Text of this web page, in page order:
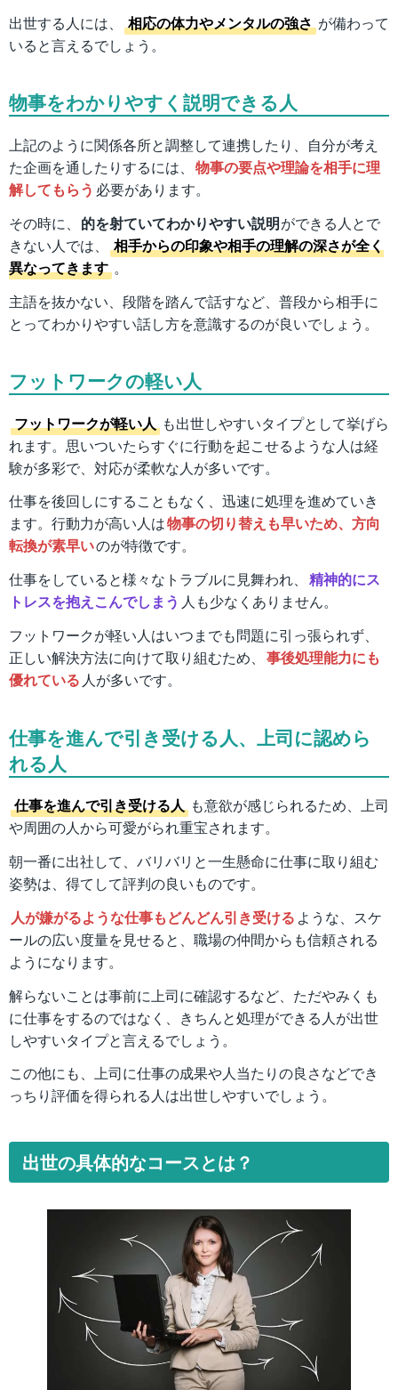
出世する人には、
相応の体力やメンタルの強さ が備わって
いると言えるでしょう。
物事をわかりやすく説明できる人
上記のように関係各所と調整して連携したり、自分が考え
た企画を通したりするには、 物事の要点や理論を相手に理
解してもらう 必要があります。
その時に、 的を射ていてわかりやすい説明ができる人とで
きない人では、
相手からの印象や相手の理解の深さが全く
異なってきます 。
主語を抜かない、段階を踏んで話すなど、普段から相手に
とってわかりやすい話し方を意識するのが良いでしょう。
フットワークの軽い人
フットワークが軽い人 も出世しやすいタイプとして挙げら
れます。思いついたらすぐに行動を起こせるような人は経
験が多彩で、対応が柔軟な人が多いです。
仕事を後回しにすることもなく、迅速に処理を進めていき
ます。行動力が高い人は物事の切り替えも早いため、方向
転換が素早いのが特徴です。
仕事をしていると様々なトラブルに見舞われ、 精神的にス
トレスを抱えこんでしまう 人も少なくありません。
フットワークが軽い人はいつまでも問題に引っ張られず、
正しい解決方法に向けて取り組むため、 事後処理能力にも
優れている 人が多いです。
仕事を進んで引き受ける人、上司に認めら
れる人
仕事を進んで引き受ける人 も意欲が感じられるため、上司
や周囲の人から可愛がられ重宝されます。
朝一番に出社して、バリバリと一生懸命に仕事に取り組む
姿勢は、得てして評判の良いものです。
人が嫌がるような仕事もどんどん引き受ける ような、スケ
ールの広い度量を見せると、職場の仲間からも信頼される
ようになります。
解らないことは事前に上司に確認するなど、ただやみくも
に仕事をするのではなく、きちんと処理ができる人が出世
しやすいタイプと言えるでしょう。
この他にも、上司に仕事の成果や人当たりの良さなどでき
っちり評価を得られる人は出世しやすいでしょう。
出世の具体的なコースとは？